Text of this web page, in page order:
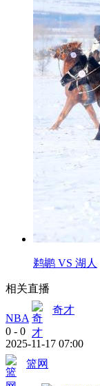
鹈鹕 VS 湖人
相关直播
NBA
奇才
0 - 0
2025-11-17 07:00
篮网